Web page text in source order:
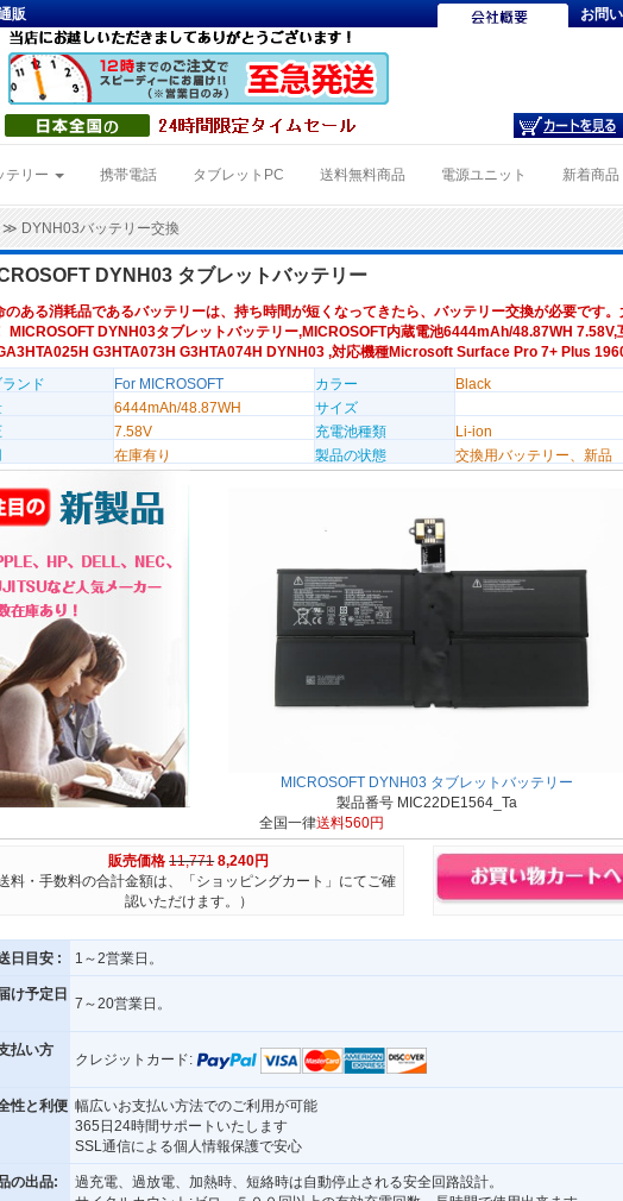
販 お問
テリー 携帯電話 タブレットPC 送料無料商品 電源ユニット 新着商品
≫ DYNH03バッテリー交換
DYNH03 タブレットバッテリー
のある消耗品であるバッテリーは、持ち時間が短くなってきたら、バッテリー交換が必要です。
MICROSOFT DYNH03タブレットバッテリー,MICROSOFT内蔵電池6444mAh/48.87WH 7.58V,
G3HTA073H G3HTA074H DYNH03 ,対応機種Microsoft Surface Pro 7+ Plus
ンド
For MICROSOFT カラー
Black
6444mAh/48.87WH
サイズ
7.58V 充電池種類
Li-ion
在庫有り 製品の状態 交換用バッテリー、新品
MICROSOFT DYNH03 タブレットバッテリー
製品番号 MIC22DE1564_Ta
全国一律送料560円
販売価格 11,771 8,240円
送料・手数料の合計金額は、「ショッピングカート」にてご確
認いただけます。）
日目安 : 1～2営業日。
け予定日
7～20営業日。
払い方
クレジットカード:
性と利便 幅広いお支払い方法でのご利用が可能
365日24時間サポートいたします
SSL通信による個人情報保護で安心
の出品:
過充電、過放電、加熱時、短絡時は自動停止される安全回路設計。